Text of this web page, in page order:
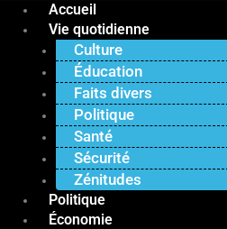
Accueil
Vie quotidienne
Culture
Éducation
Faits divers
Politique
Santé
Sécurité
Zénitudes
Politique
Économie